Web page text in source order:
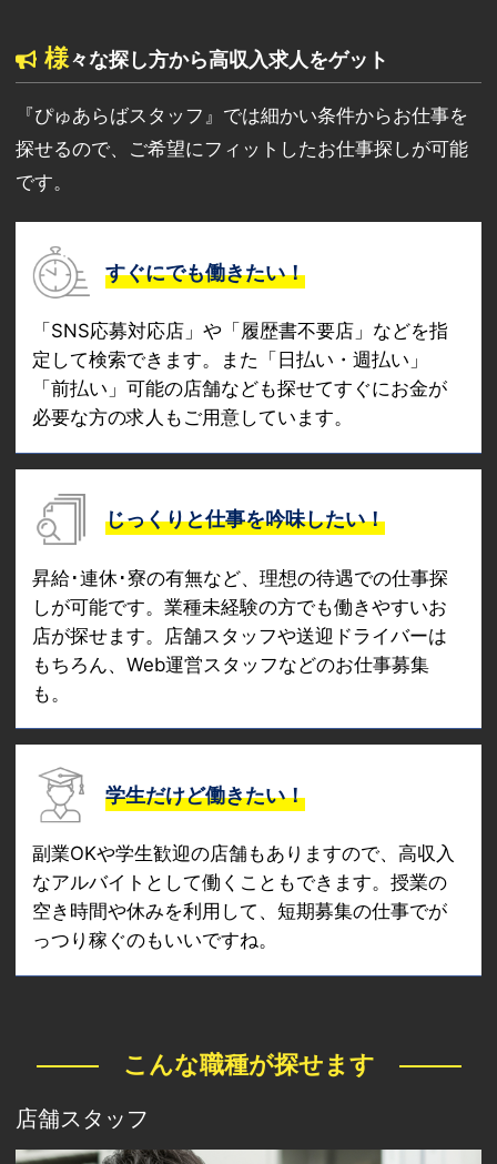
様々な探し方から高収入求人をゲット
『ぴゅあらばスタッフ』では細かい条件からお仕事を
探せるので、ご希望にフィットしたお仕事探しが可能
です。
すぐにでも働きたい！
「SNS応募対応店」や「履歴書不要店」などを指
定して検索できます。また「日払い・週払い」
「前払い」可能の店舗なども探せてすぐにお金が
必要な方の求人もご用意しています。
じっくりと仕事を吟味したい！
昇給･連休･寮の有無など、理想の待遇での仕事探
しが可能です。業種未経験の方でも働きやすいお
店が探せます。店舗スタッフや送迎ドライバーは
もちろん、Web運営スタッフなどのお仕事募集
も。
学生だけど働きたい！
副業OKや学生歓迎の店舗もありますので、高収入
なアルバイトとして働くこともできます。授業の
空き時間や休みを利用して、短期募集の仕事でが
っつり稼ぐのもいいですね。
こんな職種が探せます
店舗スタッフ